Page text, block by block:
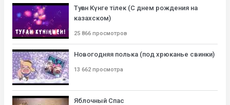
Туған Күнге тілек (С днем рождения на
казахском)
25 866 просмотров
Новогодняя полька (под хрюканье свинки)
13 662 просмотра
Яблочный Спас